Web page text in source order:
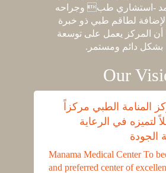
-استشاري طب وجراحه
لطاقم طبي ذو خبرة
أن المركز يعمل على توسعة
بشكل دائم ومستمر.
المنامة الطبي مركزاً
لتميزه في الرعاية
الجودة
Manama Medical Center To
and preferred center of